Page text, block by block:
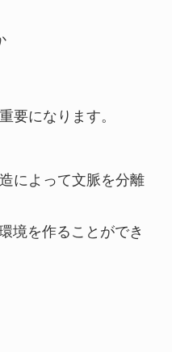
要になります。
によって文脈を分離
境を作ることができ